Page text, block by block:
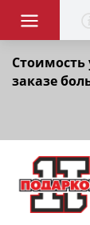
Стоимость
заказе